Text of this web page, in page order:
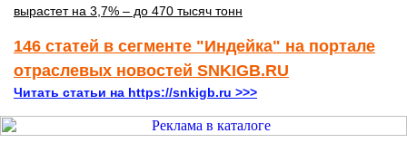
вырастет на 3,7% – до 470 тысяч тонн
146 статей в сегменте "Индейка" на портале
отраслевых новостей SNKIGB.RU
Читать статьи на https://snkigb.ru >>>